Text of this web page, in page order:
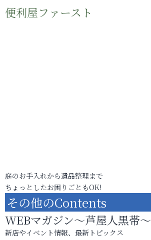
便利屋ファースト
庭のお手入れから遺品整理まで
ちょっとしたお困りごともOK!
その他のContents
WEBマガジン～芦屋人黒帯～
新店やイベント情報、最新トピックス